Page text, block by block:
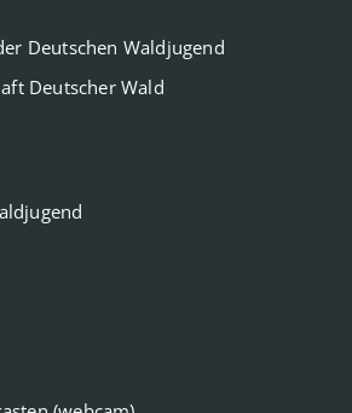
Deutschen Waldjugend
Deutscher Wald